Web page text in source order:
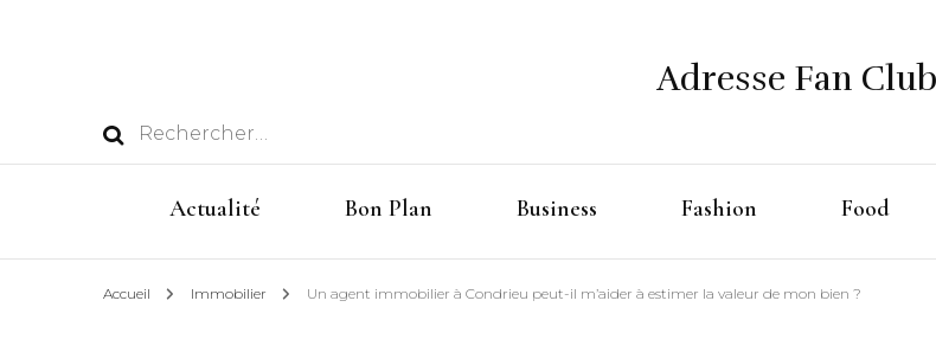
Rechercher :
Adresse Fan Club
Actualité Bon Plan Business Fashion Food
Accueil Immobilier Un agent immobilier à Condrieu peut-il m’aider à estimer la valeur de mon bien ?